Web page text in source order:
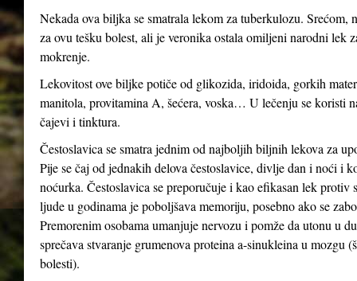
Nekada ova biljka se smatrala lekom za tuberkulozu.
za ovu tešku bolest, ali je veronika ostala omiljeni narodni lek
mokrenje.
Lekovitost ove biljke potiče od glikozida, iridoida, gorkih
manitola, provitamina A, šećera, voska… U lečenju se koristi
čajevi i tinktura.
Čestoslavica se smatra jednim od najboljih biljnih lekova za
Pije se čaj od jednakih delova čestoslavice, divlje dan i noći i
noćurka. Čestoslavica se preporučuje i kao efikasan lek
ljude u godinama je poboljšava memoriju, posebno ako se
Premorenim osobama umanjuje nervozu i pomže da utonu u
sprečava stvaranje grumenova proteina a-sinukleina u mozgu
bolesti).